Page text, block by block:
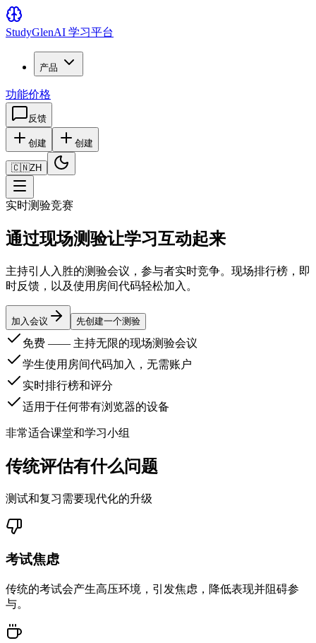
StudyGlenAI 学习平台
产品
功能价格
反馈
创建 创建
🇨🇳ZH
实时测验竞赛
通过现场测验让学习互动起来
主持引人入胜的测验会议，参与者实时竞争。现场排行榜，即
时反馈，以及使用房间代码轻松加入。
加入会议 先创建一个测验
免费 —— 主持无限的现场测验会议
学生使用房间代码加入，无需账户
实时排行榜和评分
适用于任何带有浏览器的设备
非常适合课堂和学习小组
传统评估有什么问题
测试和复习需要现代化的升级
考试焦虑
传统的考试会产生高压环境，引发焦虑，降低表现并阻碍参
与。